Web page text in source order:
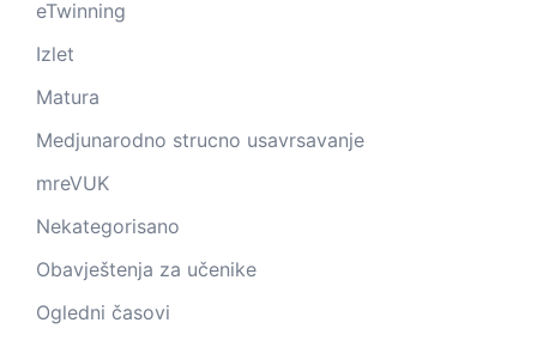
eTwinning
Izlet
Matura
Medjunarodno strucno usavrsavanje
mreVUK
Nekategorisano
Obavještenja za učenike
Ogledni časovi